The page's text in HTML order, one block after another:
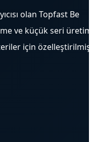
olan Topfast Be
ve küçük seri üretim
için özelleştirilmiş